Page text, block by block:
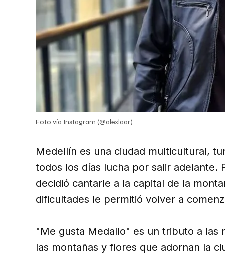
Foto vía Instagram (@alexlaar)
Medellín es una ciudad multicultural,
todos los días lucha por salir adelante.
decidió cantarle a la capital de la
dificultades le permitió volver a
"Me gusta Medallo" es un tributo a las
las montañas y flores que adornan la